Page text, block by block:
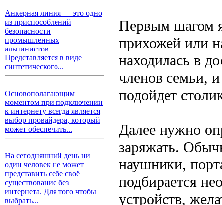
Анкерная линия — это одно
из приспособлений
безопасности
промышленных
альпинистов.
Представляется в виде
синтетического...
Основополагающим
моментом при подключении
к интернету всегда является
выбор провайдера, который
может обеспечить...
На сегодняшний день ни
один человек не может
представить себе своё
существование без
интернета. Для того чтобы
выбрать...
Первым шагом
прихожей или
находилась в
членов семьи,
подойдет
Далее нужно
заряжать.
наушники,
подбирается
устройств,